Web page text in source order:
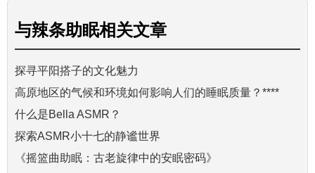
与辣条助眠相关文章
探寻平阳搭子的文化魅力
高原地区的气候和环境如何影响人们的睡眠质量？****
什么是Bella ASMR？
探索ASMR小十七的静谧世界
《摇篮曲助眠：古老旋律中的安眠密码》